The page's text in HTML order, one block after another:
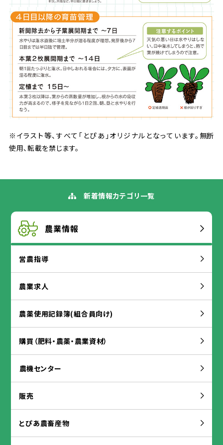
※イラスト等、すべて「とぴあ」オリジナルとなっています。 無断
使用、転載を禁じます。
新着情報カテゴリ 一覧
農業情報
営農指導
農業求人
農薬使用記録簿(組合 員向け)
購買 （肥料・ 農薬・ 農業資材）
農機センター
販売
とぴあ農畜産物